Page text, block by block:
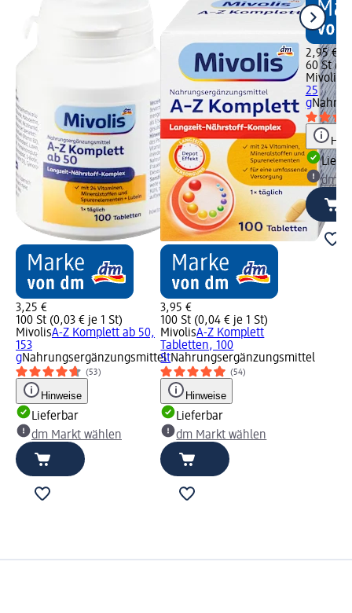
3,25 €
100 St (0,03 € je 1 St)
MivolisA-Z Komplett ab 50,
153
gNahrungsergänzungsmittel
(53)
Hinweise
Lieferbar
dm Markt wählen
3,95 €
100 St (0,04 € je 1 St)
MivolisA-Z Komplett
Tabletten, 100
StNahrungsergänzungsmittel
(54)
Hinweise
Lieferbar
dm Markt wählen
2,95 €
60 St
Mivolis
25
g
dm